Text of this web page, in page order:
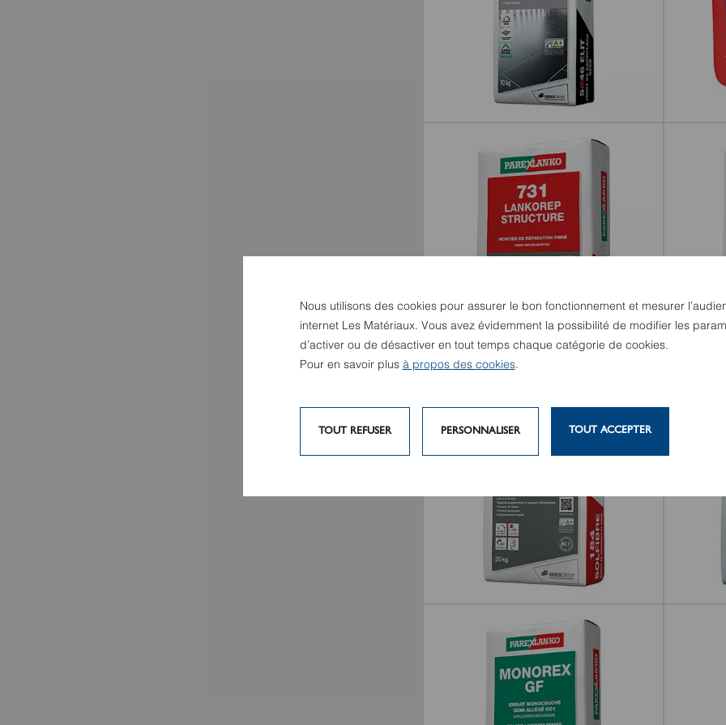
731 LANKOREP STRUCTURE
184 SOLFIBRÉ
Nous utilisons des cookies pour assurer le bon fonctionnement et mesurer
internet Les Matériaux. Vous avez évidemment la possibilité de modifier les
d’activer ou de désactiver en tout temps chaque catégorie de cookies.
Pour en savoir plus à propos des cookies.
TOUT REFUSER PERSONNALISER TOUT ACCEPTER